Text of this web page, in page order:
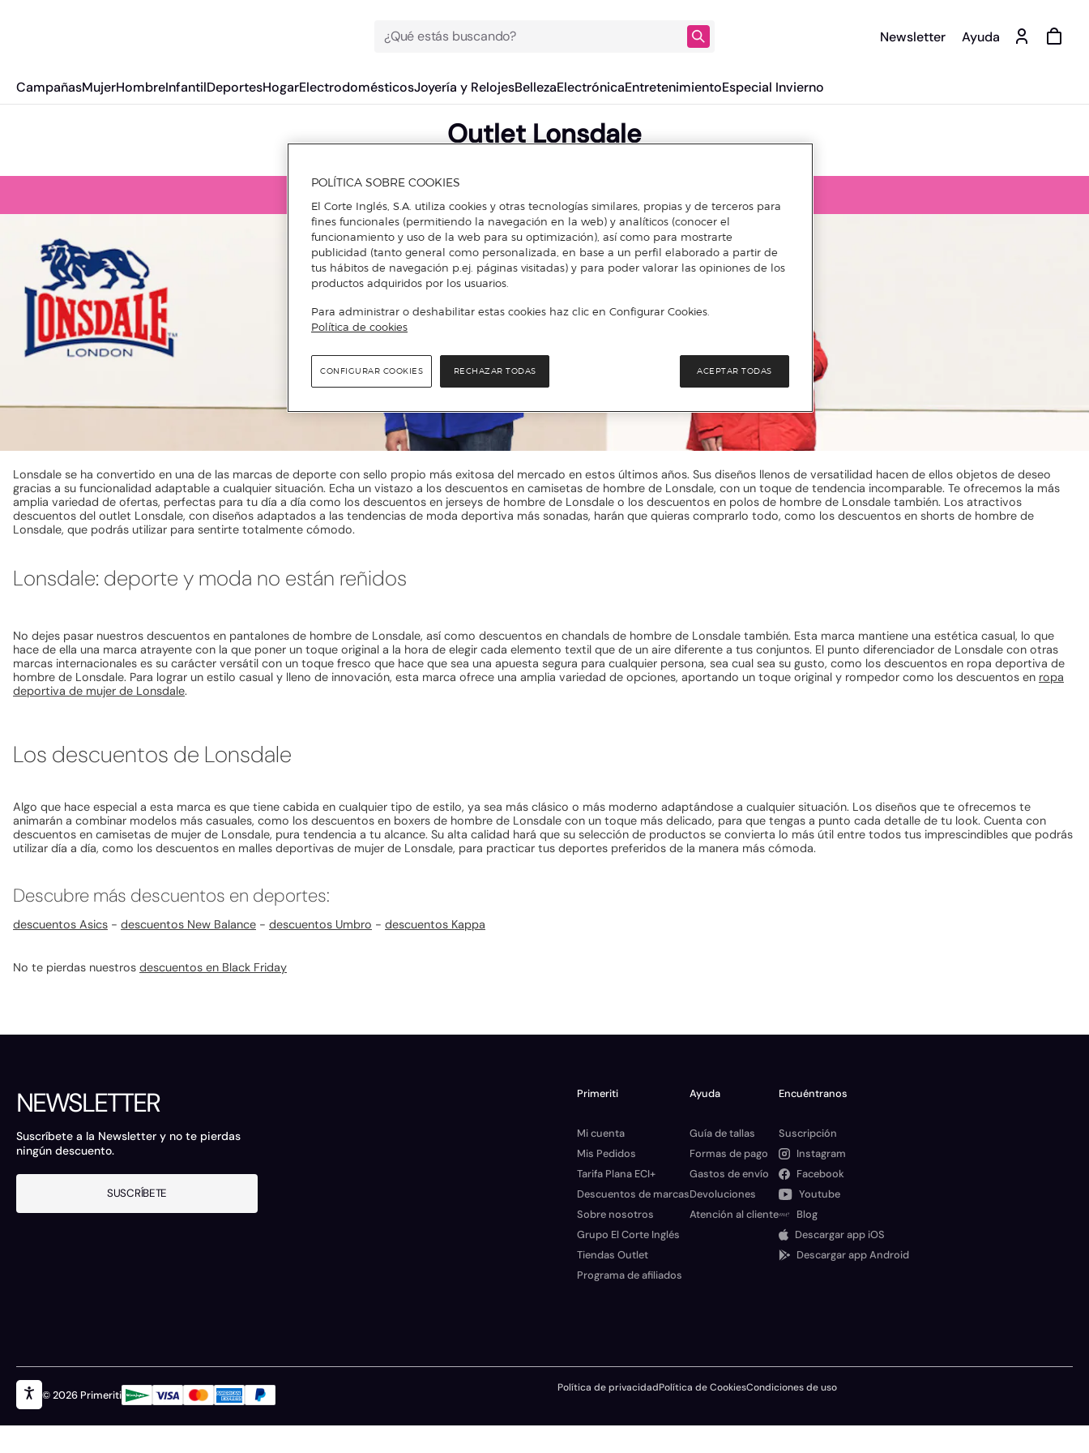
¿Qué estás buscando? Newsletter Ayuda
CampañasMujerHombreInfantilDeportesHogarElectrodomésticosJoyería y RelojesBellezaElectrónicaEntretenimientoEspecial Invierno
Outlet Lonsdale
Lonsdale se ha convertido en una de las marcas de deporte con sello propio más exitosa del mercado en estos últimos años. Sus diseños llenos de versatilidad hacen de ellos objetos de deseo
gracias a su funcionalidad adaptable a cualquier situación. Echa un vistazo a los descuentos en camisetas de hombre de Lonsdale, con un toque de tendencia incomparable. Te ofrecemos la más
amplia variedad de ofertas, perfectas para tu día a día como los descuentos en jerseys de hombre de Lonsdale o los descuentos en polos de hombre de Lonsdale también. Los atractivos
descuentos del outlet Lonsdale, con diseños adaptados a las tendencias de moda deportiva más sonadas, harán que quieras comprarlo todo, como los descuentos en shorts de hombre de
Lonsdale, que podrás utilizar para sentirte totalmente cómodo.
Lonsdale: deporte y moda no están reñidos
No dejes pasar nuestros descuentos en pantalones de hombre de Lonsdale, así como descuentos en chandals de hombre de Lonsdale también. Esta marca mantiene una estética casual, lo que
hace de ella una marca atrayente con la que poner un toque original a la hora de elegir cada elemento textil que de un aire diferente a tus conjuntos. El punto diferenciador de Lonsdale con otras
marcas internacionales es su carácter versátil con un toque fresco que hace que sea una apuesta segura para cualquier persona, sea cual sea su gusto, como los descuentos en ropa deportiva de
hombre de Lonsdale. Para lograr un estilo casual y lleno de innovación, esta marca ofrece una amplia variedad de opciones, aportando un toque original y rompedor como los descuentos en ropa
deportiva de mujer de Lonsdale.
Los descuentos de Lonsdale
Algo que hace especial a esta marca es que tiene cabida en cualquier tipo de estilo, ya sea más clásico o más moderno adaptándose a cualquier situación. Los diseños que te ofrecemos te
animarán a combinar modelos más casuales, como los descuentos en boxers de hombre de Lonsdale con un toque más delicado, para que tengas a punto cada detalle de tu look. Cuenta con
descuentos en camisetas de mujer de Lonsdale, pura tendencia a tu alcance. Su alta calidad hará que su selección de productos se convierta lo más útil entre todos tus imprescindibles que podrás
utilizar día a día, como los descuentos en malles deportivas de mujer de Lonsdale, para practicar tus deportes preferidos de la manera más cómoda.
Descubre más descuentos en deportes:
descuentos Asics - descuentos New Balance - descuentos Umbro - descuentos Kappa
No te pierdas nuestros descuentos en Black Friday
NEWSLETTER
Suscríbete a la Newsletter y no te pierdas
ningún descuento.
SUSCRÍBETE
Primeriti
Mi cuenta
Mis Pedidos
Tarifa Plana ECI+
Descuentos de marcas
Sobre nosotros
Grupo El Corte Inglés
Tiendas Outlet
Programa de afiliados
Ayuda
Guía de tallas
Formas de pago
Gastos de envío
Devoluciones
Atención al cliente
Encuéntranos
Suscripción
Instagram
Facebook
Youtube
Blog
Descargar app iOS
Descargar app Android
© 2026 Primeriti
Política de privacidadPolítica de CookiesCondiciones de uso
POLÍTICA SOBRE COOKIES
El Corte Inglés, S.A. utiliza cookies y otras tecnologías similares, propias y de terceros para
fines funcionales (permitiendo la navegación en la web) y analíticos (conocer el
funcionamiento y uso de la web para su optimización), así como para mostrarte
publicidad (tanto general como personalizada, en base a un perfil elaborado a partir de
tus hábitos de navegación p.ej. páginas visitadas) y para poder valorar las opiniones de los
productos adquiridos por los usuarios.
Para administrar o deshabilitar estas cookies haz clic en Configurar Cookies.
Política de cookies
RECHAZAR TODAS ACEPTAR TODAS
CONFIGURAR COOKIES